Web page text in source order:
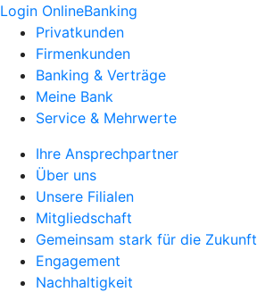
Login OnlineBanking
Privatkunden
Firmenkunden
Banking & Verträge
Meine Bank
Service & Mehrwerte
Ihre Ansprechpartner
Über uns
Unsere Filialen
Mitgliedschaft
Gemeinsam stark für die Zukunft
Engagement
Nachhaltigkeit